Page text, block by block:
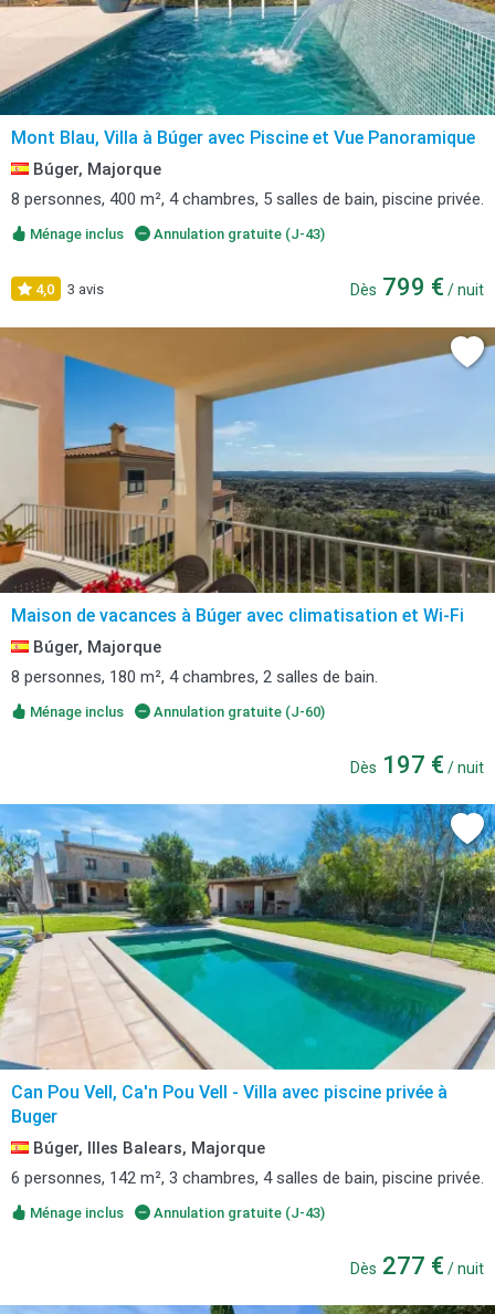
Mont Blau, Villa à Búger avec Piscine et Vue Panoramique
Búger, Majorque
8 personnes, 400 m², 4 chambres, 5 salles de bain, piscine privée.
Ménage inclus Annulation gratuite (J-43)
4,0 3 avis Dès 799 € / nuit
Maison de vacances à Búger avec climatisation et Wi-Fi
Búger, Majorque
8 personnes, 180 m², 4 chambres, 2 salles de bain.
Ménage inclus Annulation gratuite (J-60)
Dès 197 € / nuit
Can Pou Vell, Ca'n Pou Vell - Villa avec piscine privée à
Buger
Búger, Illes Balears, Majorque
6 personnes, 142 m², 3 chambres, 4 salles de bain, piscine privée.
Ménage inclus Annulation gratuite (J-43)
Dès 277 € / nuit